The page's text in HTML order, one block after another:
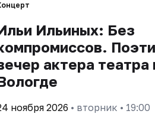
Ильиных: Без
актера театра
ноября 2026 • вторник • 19:00